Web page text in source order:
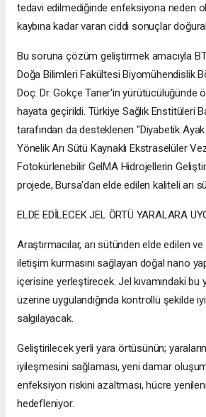
tedavi edilmediğinde enfeksiyona neden
kaybına kadar varan ciddi sonuçlar
Bu soruna çözüm geliştirmek amacıyla
Doğa Bilimleri Fakültesi Biyomühendislik
Doç. Dr. Gökçe Taner'in yürütücülüğünde
hayata geçirildi. Türkiye Sağlık Enstitüleri
tarafından da desteklenen "Diyabetik
Yönelik Arı Sütü Kaynaklı Ekstraselüler
Fotokürlenebilir GelMA Hidrojellerin
projede, Bursa'dan elde edilen kaliteli arı
ELDE EDİLECEK JEL ÖRTÜ YARALARA
Araştırmacılar, arı sütünden elde edilen
iletişim kurmasını sağlayan doğal nano
içerisine yerleştirecek. Jel kıvamındaki bu
üzerine uygulandığında kontrollü şekilde
salgılayacak.
Geliştirilecek yerli yara örtüsünün; yaraların
iyileşmesini sağlaması, yeni damar
enfeksiyon riskini azaltması, hücre
hedefleniyor.